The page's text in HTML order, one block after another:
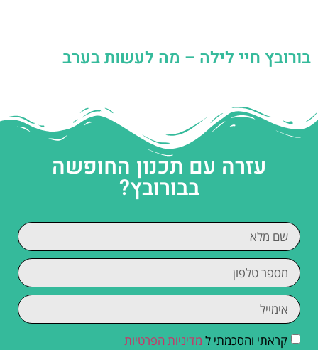
בורובץ חיי לילה – מה לעשות בערב
עזרה עם תכנון החופשה
בבורובץ?
קראתי והסכמתי ל מדיניות הפרטיות